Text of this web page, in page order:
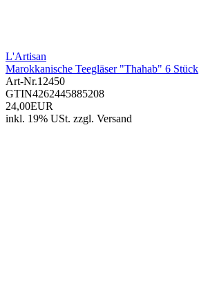
L'Artisan
Marokkanische Teegläser "Thahab" 6 Stück
Art-Nr.12450
GTIN4262445885208
24,00EUR
inkl. 19% USt. zzgl. Versand